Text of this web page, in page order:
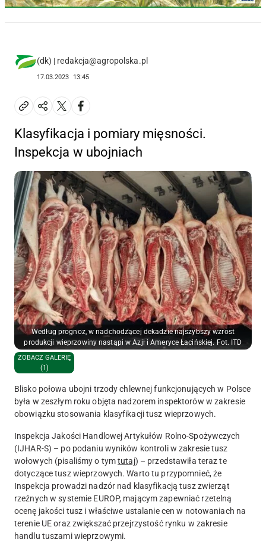
(dk) | redakcja@agropolska.pl
17.03.2023 13:45
Klasyfikacja i pomiary mięsności.
Inspekcja w ubojniach
Według prognoz, w nadchodzącej dekadzie najszybszy wzrost
produkcji wieprzowiny nastąpi w Azji i Ameryce Łacińskiej. Fot. ITD
ZOBACZ GALERIĘ
(1)
Blisko połowa ubojni trzody chlewnej funkcjonujących w Polsce
była w zeszłym roku objęta nadzorem inspektorów w zakresie
obowiązku stosowania klasyfikacji tusz wieprzowych.
Inspekcja Jakości Handlowej Artykułów Rolno-Spożywczych
(IJHAR-S) – po podaniu wyników kontroli w zakresie tusz
wołowych (pisaliśmy o tymtutaj) – przedstawiła teraz te
dotyczące tusz wieprzowych. Warto tu przypomnieć, że
Inspekcja prowadzi nadzór nad klasyfikacją tusz zwierząt
rzeźnych w systemie EUROP, mającym zapewniać rzetelną
ocenę jakości tusz i właściwe ustalanie cen w notowaniach na
terenie UE oraz zwiększać przejrzystość rynku w zakresie
handlu tuszami wieprzowymi.